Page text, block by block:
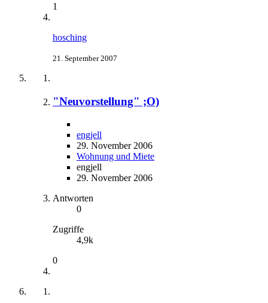
1
hosching
21. September 2007
"Neuvorstellung" ;O)
engjell
29. November 2006
Wohnung und Miete
engjell
29. November 2006
Antworten
0
Zugriffe
4,9k
0